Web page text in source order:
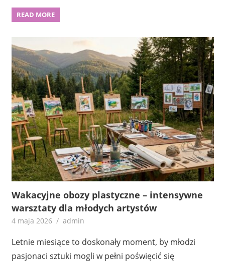
READ MORE
Wakacyjne obozy plastyczne – intensywne
warsztaty dla młodych artystów
4 maja 2026 admin
Letnie miesiące to doskonały moment, by młodzi
pasjonaci sztuki mogli w pełni poświęcić się